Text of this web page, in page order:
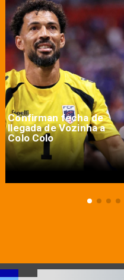
Confirman fecha de
llegada de Vozinha a
Colo Colo